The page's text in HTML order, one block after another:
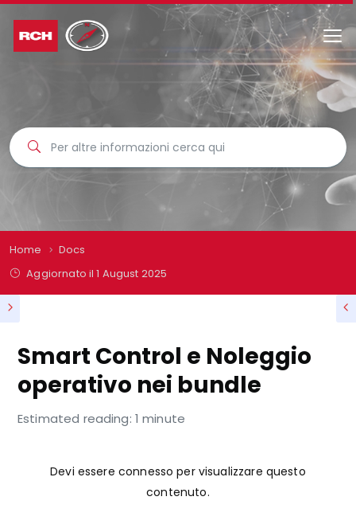
Home
Docs
Aggiornato il1 August 2025
Smart Control e Noleggio
operativo nei bundle
Estimated reading: 1 minute
Devi essere connesso per visualizzare questo
contenuto.